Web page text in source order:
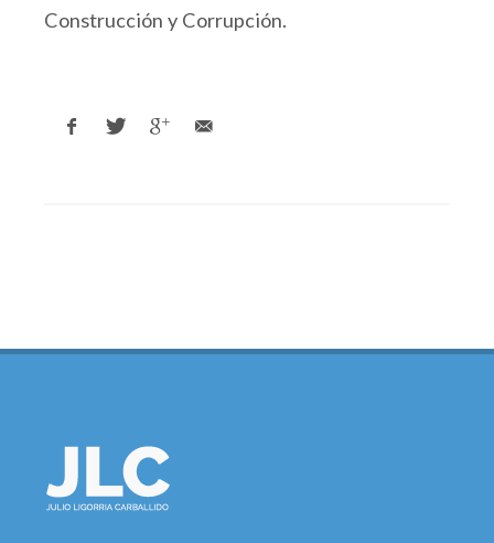
Construcción y Corrupción.